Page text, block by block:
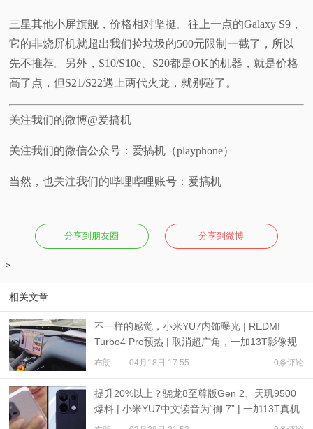
三星其他小屏旗舰，价格相对坚挺。往上一点的Galaxy S9，
它的非烧屏机就超出我们捡垃圾的500元限制一截了，所以
先不推荐。另外，S10/S10e、S20都是OK的机器，就是价格
高了点，但S21/S22遇上两代火龙，就别碰了。
关注我们的微博@爱搞机
关注我们的微信公众号：爱搞机（playphone）
当然，也关注我们的哔哩哔哩账号：爱搞机
分享到朋友圈 分享到微博
-->
相关文章
不一样的感觉，小米YU7内饰曝光 | REDMI
Turbo4 Pro预热 | 取消超广角，一加13T影像规
格公布
布朗 04月18日 17:55 0条评论
提升20%以上？骁龙8至尊版Gen 2、天玑9500
爆料 | 小米YU7中文读音为“御 7” | 一加13T真机
图爆料